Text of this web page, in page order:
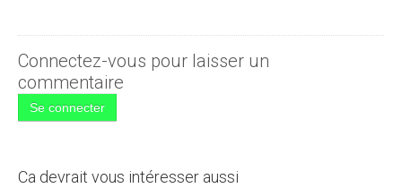
Connectez-vous pour laisser un
commentaire
Se connecter
Ca devrait vous intéresser aussi